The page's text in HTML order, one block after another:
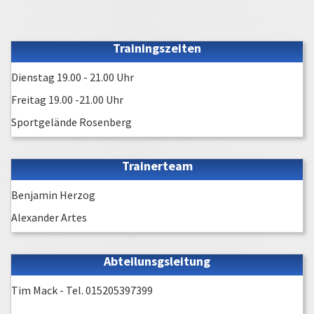
Trainingszeiten
Dienstag 19.00 - 21.00 Uhr
Freitag 19.00 -21.00 Uhr
Sportgelände Rosenberg
Trainerteam
Benjamin Herzog
Alexander Artes
Abteilunsgsleitung
Tim Mack - Tel. 015205397399